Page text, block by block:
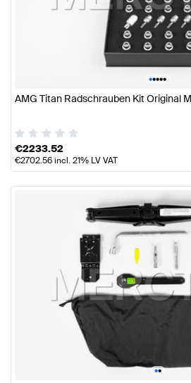
•••••
AMG Titan Radschrauben Kit Original
€2233.52
€2702.56incl. 21% LV VAT
••